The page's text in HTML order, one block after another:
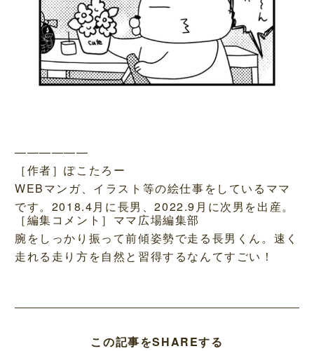
——————
［作者］ぽこたろー
WEBマンガ、イラスト等の絵仕事をしているママ
です。2018.4月に長男、2022.9月に次男を出産。
［編集コメント］ママ広場編集部
腕をしっかり振って前傾姿勢で走る長男くん。速く
走れる走り方を自然と習得するなんてすごい！
この記事をSHAREする